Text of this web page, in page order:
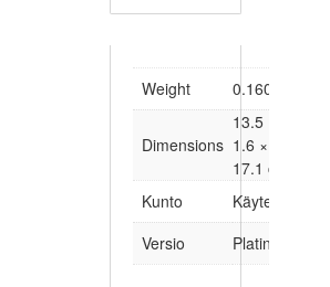
Weight 0.160 kg
Dimensions
13.5 ×
1.6 ×
17.1 cm
Kunto
Käytetty
Versio
Platinum